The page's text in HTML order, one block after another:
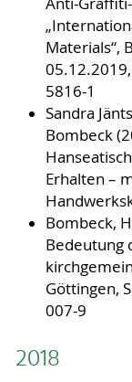
Anti-
Materials“,
05.12.2019,
5816-1
Sandra
Bombeck
Erhalten –
Bombeck,
Bedeutung
Göttingen,
007-9
2018